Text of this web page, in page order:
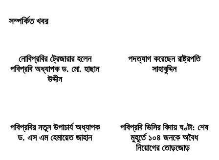
সম্পর্কিত খবর
নোবিপ্রবির ট্রেজারার হলেন
পবিপ্রবি অধ্যাপক ড. মো. হাছান
উদ্দীন
পদত্যাগ করেছেন রাষ্ট্রপতি
সাহাবুদ্দিন
পবিপ্রবির নতুন উপাচার্য অধ্যাপক
ড. এস এম হেমায়েত জাহান
পবিপ্রবি ভিসির বিদায় ঘণ্টা: শেষ
মুহূর্তে ১০৪ জনকে অবৈধ
নিয়োগের তোড়জোড়